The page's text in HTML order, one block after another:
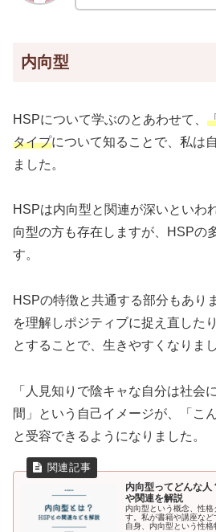
内向型
HSPについて学ぶのとあわせて、
タイプについて知ることで、私は
ました。
HSPは内向型と関連が深いといわ
向型の方も存在しますが、HSPの
す。
HSPの特徴と共通する部分もあり
を理解しポジティブに捉え直した
とすることで、生きやすくなりまし
「人見知りで陰キャな自分は社会
間」という自己イメージが、「こ
と受容できるようになりました。
内向型ってどんな
や関連を解説
内向型という概念、性
す。私が書籍や講座な
自身、内向型という性